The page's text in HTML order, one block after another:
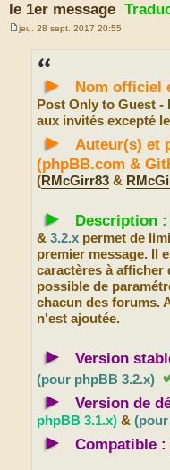
le 1er message
M
jeu. 28 sept. 2017 20:55
► Nom officiel
Post Only to Guest
aux invités excepté
►
Auteur(s) et
(phpBB.com &
(RMcGirr83 &
► Description :
& 3.2.x permet de
premier message. Il
caractères à afficher
possible de
chacun des forums.
n'est ajoutée.
► Version
(pour phpBB 3.2.x)
►
Version de
phpBB 3.1.x) & (pour
► Compatible :